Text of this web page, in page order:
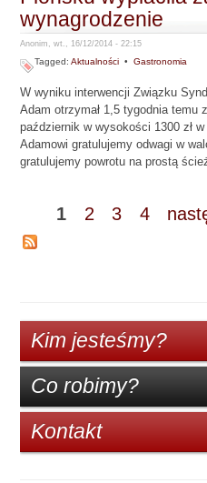
wynagrodzenie
Anonim, wt., 16/12/2014 - 22:15
Tagged:Aktualności •Gastronomia
W wyniku interwencji Związku
Adam otrzymał 1,5 tygodnia temu
październik w wysokości 1300 zł
Adamowi gratulujemy odwagi w
gratulujemy powrotu na prostą
1 2 3 4
Kim jesteśmy?
Co robimy?
Kontakt